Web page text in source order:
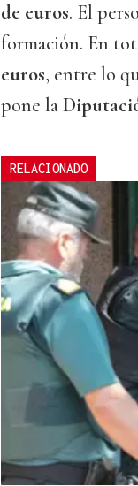
de euros. El
formación. En
euros, entre lo
pone la
RELACIONADO